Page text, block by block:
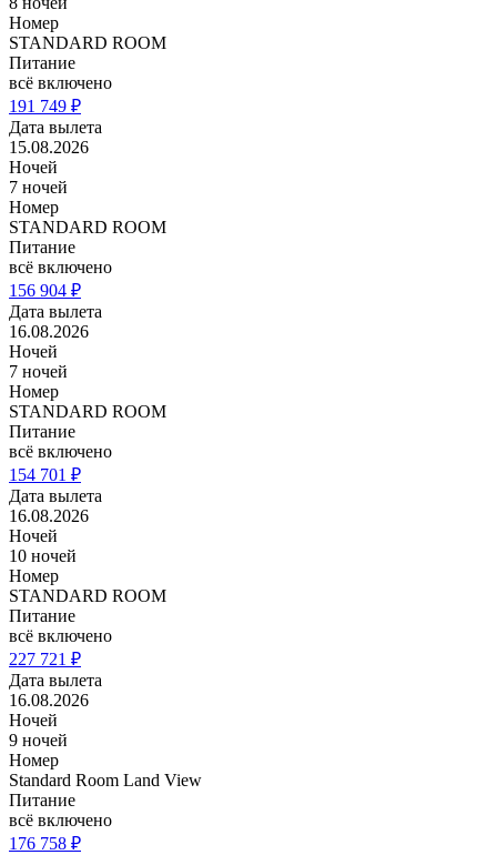
Номер
STANDARD ROOM
Питание
всё включено
191 749 ₽
Дата вылета
15.08.2026
Ночей
7 ночей
Номер
STANDARD ROOM
Питание
всё включено
156 904 ₽
Дата вылета
16.08.2026
Ночей
7 ночей
Номер
STANDARD ROOM
Питание
всё включено
154 701 ₽
Дата вылета
16.08.2026
Ночей
10 ночей
Номер
STANDARD ROOM
Питание
всё включено
227 721 ₽
Дата вылета
16.08.2026
Ночей
9 ночей
Номер
Standard Room Land View
Питание
всё включено
176 758 ₽